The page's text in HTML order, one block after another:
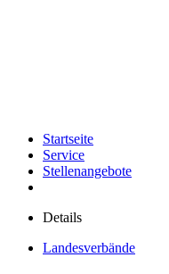
Startseite
Service
Stellenangebote
Details
Landesverbände